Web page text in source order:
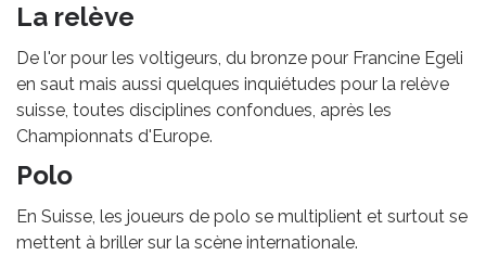
La relève
De l'or pour les voltigeurs, du bronze pour Francine Egeli
en saut mais aussi quelques inquiétudes pour la relève
suisse, toutes disciplines confondues, après les
Championnats d'Europe.
Polo
En Suisse, les joueurs de polo se multiplient et surtout se
mettent à briller sur la scène internationale.